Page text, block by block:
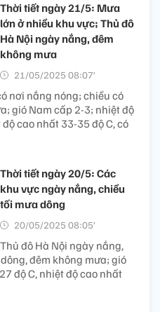
Thời tiết ngày 21/5: Mưa
lớn ở nhiều khu vực; Thủ đô
Hà Nội ngày nắng, đêm
không mưa
21/05/2025 08:07’
nơi nắng nóng; chiều có
gió Nam cấp 2-3; nhiệt độ
cao nhất 33-35 độ C, có
Thời tiết ngày 20/5: Các
khu vực ngày nắng, chiều
tối mưa dông
20/05/2025 08:05’
Thủ đô Hà Nội ngày nắng,
đêm không mưa; gió
độ C, nhiệt độ cao nhất